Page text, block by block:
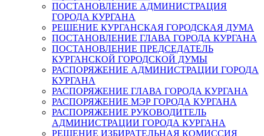
ПОСТАНОВЛЕНИЕ АДМИНИСТРАЦИЯ
ГОРОДА КУРГАНА
РЕШЕНИЕ КУРГАНСКАЯ ГОРОДСКАЯ ДУМА
ПОСТАНОВЛЕНИЕ ГЛАВА ГОРОДА КУРГАНА
ПОСТАНОВЛЕНИЕ ПРЕДСЕДАТЕЛЬ
КУРГАНСКОЙ ГОРОДСКОЙ ДУМЫ
РАСПОРЯЖЕНИЕ АДМИНИСТРАЦИИ ГОРОДА
КУРГАНА
РАСПОРЯЖЕНИЕ ГЛАВА ГОРОДА КУРГАНА
РАСПОРЯЖЕНИЕ МЭР ГОРОДА КУРГАНА
РАСПОРЯЖЕНИЕ РУКОВОДИТЕЛЬ
АДМИНИСТРАЦИИ ГОРОДА КУРГАНА
РЕШЕНИЕ ИЗБИРАТЕЛЬНАЯ КОМИССИЯ